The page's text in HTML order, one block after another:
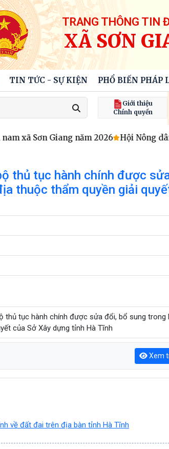
TRANG THÔNG TIN
XÃ SƠN
TIN TỨC - SỰ KIỆN PHỔ BIẾN PHÁP
Giới thiệu
Chính quyền
xã Sơn Giang năm 2026 Hội Nông
thủ tục hành chính được
thuộc thẩm quyền giải
thủ tục hành chính được sửa đổi, bổ sung
của Sở Xây dựng tỉnh Hà Tĩnh
Xem
về đất đai trên địa bàn tỉnh Hà Tĩnh